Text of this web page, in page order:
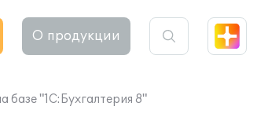
О продукции
базе "1С:Бухгалтерия 8"